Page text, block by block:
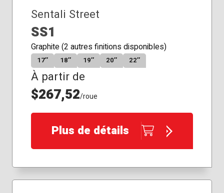
Sentali Street
SS1
Graphite (2 autres finitions disponibles)
17″ 18″ 19″ 20″ 22″
À partir de
$267,52/roue
Plus de détails